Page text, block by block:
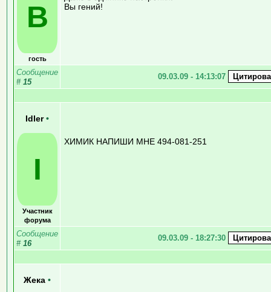
В
гость
Вы гений!
Сообщение
# 15
09.03.09 - 14:13:07
Idler •
I
Участник
форума
ХИМИК НАПИШИ МНЕ 494-081-251
Сообщение
# 16
09.03.09 - 18:27:30
Жека •